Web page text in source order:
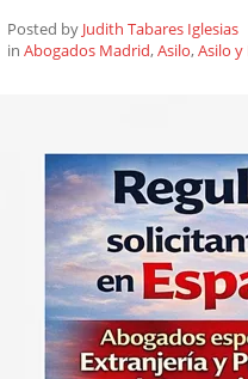
Posted by Judith Tabares Iglesias
in Abogados Madrid,Asilo,Asilo